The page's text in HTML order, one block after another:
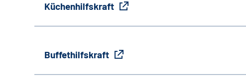
Küchenhilfskraft
Buffethilfskraft